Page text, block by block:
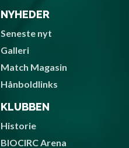
NYHEDER
Seneste nyt
Galleri
Match Magasin
Hånboldlinks
KLUBBEN
Historie
BIOCIRC Arena